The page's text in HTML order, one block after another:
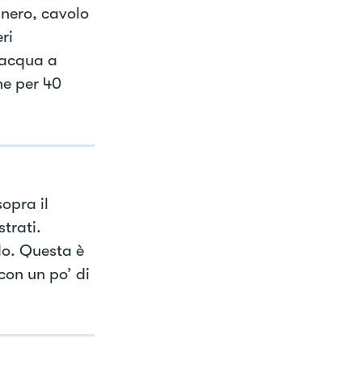
cavolo
a
per 40
il
Questa è
un po’ di